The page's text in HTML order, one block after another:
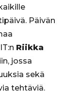
Päivän
Riikka
jossa
sekä
tehtäviä.